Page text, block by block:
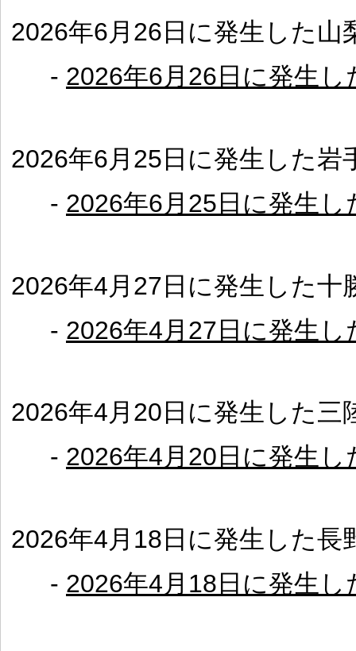
2026年6月26日に発生した山
- 2026年6月26日に発生
2026年6月25日に発生した岩
- 2026年6月25日に発生し
2026年4月27日に発生した十
- 2026年4月27日に発生
2026年4月20日に発生した三
- 2026年4月20日に発生し
2026年4月18日に発生した長
- 2026年4月18日に発生